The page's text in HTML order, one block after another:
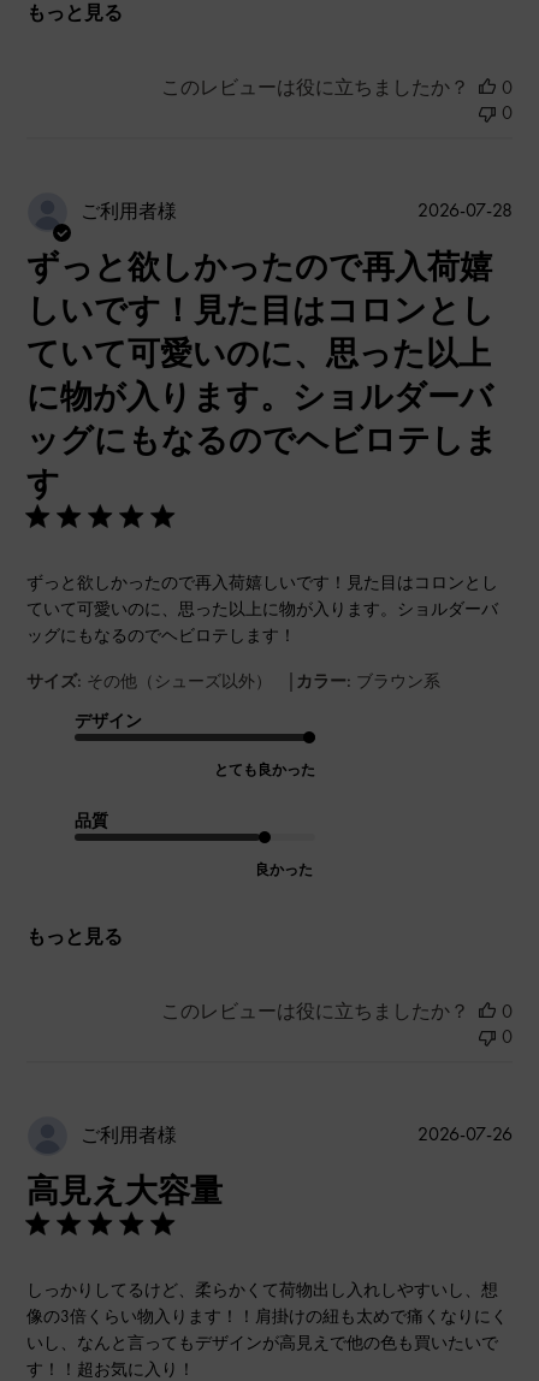
もっと見る
このレビューは役に立ちましたか？
0
0
ご利用者様
ずっと欲しかったので再入荷嬉
しいです！見た目はコロンとし
ていて可愛いのに、思った以上
に物が入ります。ショルダーバ
ッグにもなるのでヘビロテしま
す
ずっと欲しかったので再入荷嬉しいです！見た目はコロンとし
ていて可愛いのに、思った以上に物が入ります。ショルダーバ
ッグにもなるのでヘビロテします！
サイズ: その他（シューズ以外） | カラー: ブラウン系
デザイン
とても良かった
品質
良かった
もっと見る
公
2026-07-28
このレビューは役に立ちましたか？
0
0
ご利用者様
高見え大容量
しっかりしてるけど、柔らかくて荷物出し入れしやすいし、想
像の3倍くらい物入ります！！肩掛けの紐も太めで痛くなりにく
いし、なんと言ってもデザインが高見えで他の色も買いたいで
す！！超お気に入り！
公
2026-07-26